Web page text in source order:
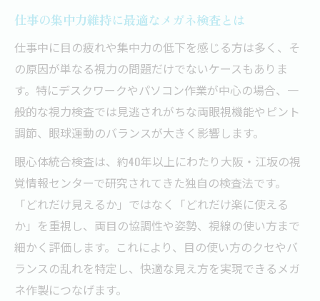
仕事の集中力維持に最適なメガネ検査とは
仕事中に目の疲れや集中力の低下を感じる方は多く、そ
の原因が単なる視力の問題だけでないケースもありま
す。特にデスクワークやパソコン作業が中心の場合、一
般的な視力検査では見逃されがちな両眼視機能やピント
調節、眼球運動のバランスが大きく影響します。
眼心体統合検査は、約40年以上にわたり大阪・江坂の視
覚情報センターで研究されてきた独自の検査法です。
「どれだけ見えるか」ではなく「どれだけ楽に使える
か」を重視し、両目の協調性や姿勢、視線の使い方まで
細かく評価します。これにより、目の使い方のクセやバ
ランスの乱れを特定し、快適な見え方を実現できるメガ
ネ作製につなげます。